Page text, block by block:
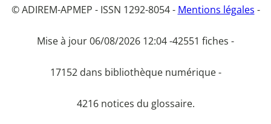
© ADIREM-APMEP - ISSN 1292-8054 - Mentions légales -
Mise à jour 06/08/2026 12:04 -42551 fiches -
17152 dans bibliothèque numérique -
4216 notices du glossaire.